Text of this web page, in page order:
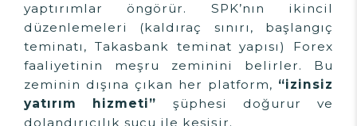
yaptırımlar öngörür. SPK’nın ikincil
düzenlemeleri (kaldıraç sınırı, başlangıç
teminatı, Takasbank teminat yapısı) Forex
faaliyetinin meşru zeminini belirler. Bu
zeminin dışına çıkan her platform, “izinsiz
yatırım hizmeti” şüphesi doğurur ve
dolandırıcılık suçu ile kesişir.